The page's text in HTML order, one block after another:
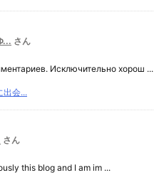
さん
Исключительно хорош ...
会...
さん
this blog and I am im ...